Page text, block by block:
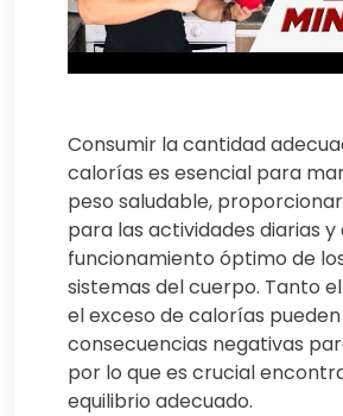
Consumir la cantidad
calorías es esencial para
peso saludable,
para las actividades diarias
funcionamiento óptimo de
sistemas del cuerpo. Tanto
el exceso de calorías
consecuencias negativas
por lo que es crucial
equilibrio adecuado.